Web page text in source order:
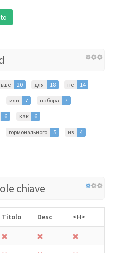
20 для 18 не 14
или 7 набора 7
6 как 6
гормонального 5 из 4
chiave
Titolo Desc <H>